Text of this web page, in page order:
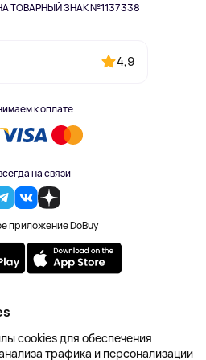
ТОВАРНЫЙ ЗНАК №1137338
4,9
к оплате
на связи
приложение DoBuy
Все права защищены
персональных данных
соглашение
Оферта
cookies для обеспечения
трафика и персонализации